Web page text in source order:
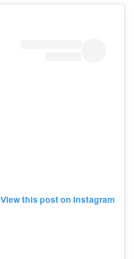
View this post on Instagram